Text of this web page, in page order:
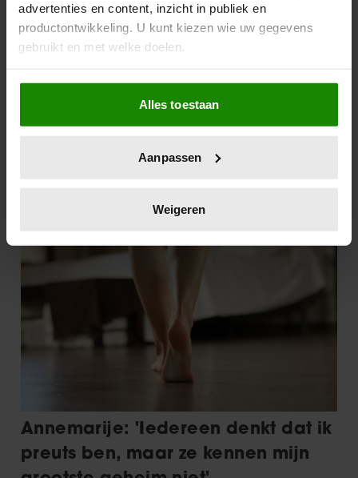
advertenties en content, inzicht in publiek en
productontwikkeling. U kunt kiezen wie uw gegevens
gebruikt en met welke doelen.
Als u het toestaat, willen we ook graag:
Informatie verzamelen over uw geografische
locatie, die tot een paar meter nauwkeurig kan zijn
scannen op specifieke eigenschappen (fingerprinting)
verwerkt en stel uw voorkeuren in het
intrekken in de Cookieverklaring.
We gebruiken cookies om content en advertenties te
personaliseren, om functies voor social media te bieden
en om ons websiteverkeer te analyseren. Ook delen we
informatie over uw gebruik van onze site met onze
partners voor social media, adverteren en analyse. Deze
partners kunnen deze gegevens combineren met andere
gaat akkoord met onze cookies als u onze website blijft
gebruiken.
Alles toestaan
Aanpassen
Weigeren